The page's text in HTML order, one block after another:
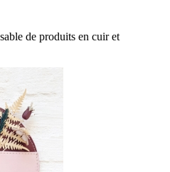
de produits en cuir et